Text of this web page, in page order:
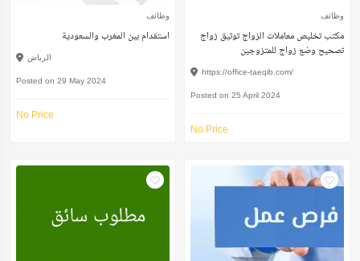
وظائف
استقدام بين المغرب والسعودية
الرياض
Posted on 29 May 2024
No Price
وظائف
مكتب تخليص معاملات الزواج توثيق زواج
تصحيح وضع زواج للمتزوجين
https://office-taeqib.com/
Posted on 25 April 2024
No Price